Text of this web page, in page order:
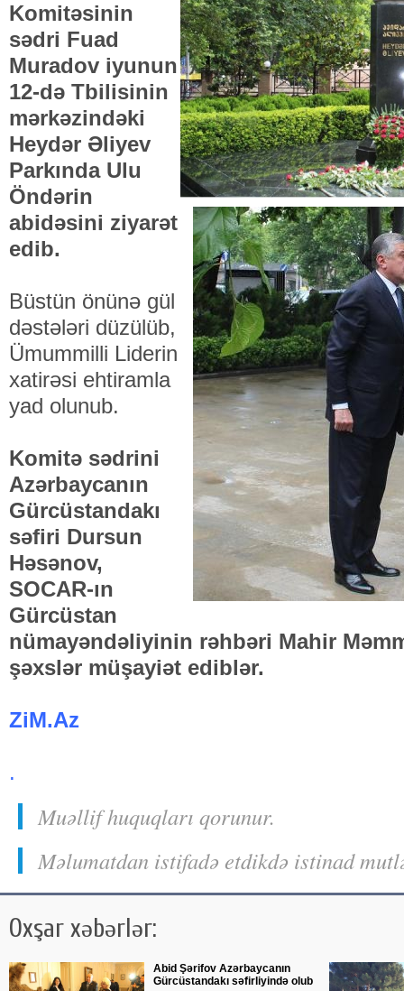
Komitəsinin
sədri Fuad
Muradov iyunun
12-də Tbilisinin
mərkəzindəki
Heydər Əliyev
Parkında Ulu
Öndərin
abidəsini ziyarət
edib.
Büstün önünə gül
dəstələri düzülüb,
Ümummilli Liderin
xatirəsi ehtiramla
yad olunub.
Komitə sədrini
Azərbaycanın
Gürcüstandakı
səfiri Dursun
Həsənov,
SOCAR-ın
Gürcüstan
nümayəndəliyinin rəhbəri Mahir
şəxslər müşayiət ediblər.
ZiM.Az
.
Muəllif huquqları qorunur.
Məlumatdan istifadə etdikdə istinad
Oxşar xəbərlər:
Abid Şərifov Azərbaycanın
Gürcüstandakı səfirliyində olub